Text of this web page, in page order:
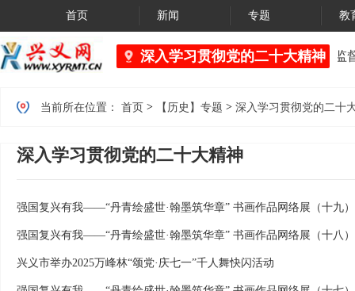
首页 新闻 专题 教
深入学习贯彻党的二十大精神
黔西南州市场监督
当前所在位置： 首页 > 【历史】专题 > 深入学习贯彻党的二十
深入学习贯彻党的二十大精神
强国复兴有我——“丹青绘盛世·翰墨筑华章” 书画作品网络展（十九）
强国复兴有我——“丹青绘盛世·翰墨筑华章” 书画作品网络展（十八）
兴义市举办2025万峰林“颂党·庆七一”千人舞快闪活动